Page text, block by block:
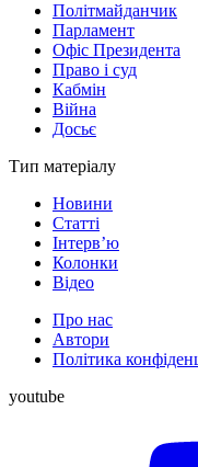
Політмайданчик
Парламент
Офіс Президента
Право і суд
Кабмін
Війна
Досьє
Тип матеріалу
Новини
Статті
Інтерв’ю
Колонки
Відео
Про нас
Автори
Політика
youtube